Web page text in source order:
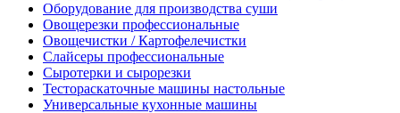
Оборудование для производства суши
Овощерезки профессиональные
Овощечистки / Картофелечистки
Слайсеры профессиональные
Сыротерки и сырорезки
Тестораскаточные машины настольные
Универсальные кухонные машины